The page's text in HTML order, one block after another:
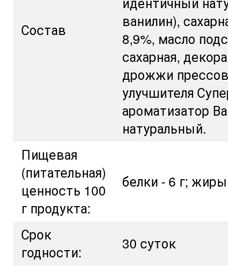
Состав
ванилин),
8,9%, масло
сахарная,
дрожжи
улучшителя
ароматизатор
натуральный.
Пищевая
(питательная)
ценность 100
г продукта:
белки - 6 г;
Срок
годности:
30 суток